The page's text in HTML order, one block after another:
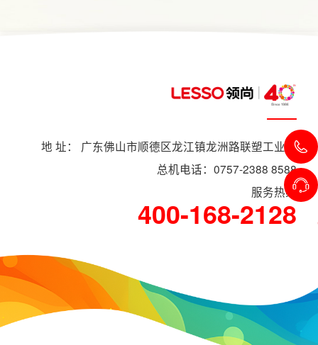
地 址： 广东佛山市顺德区龙江镇龙洲路联塑工业村
总机电话：0757-2388 8588
服务热线
400-168-2128